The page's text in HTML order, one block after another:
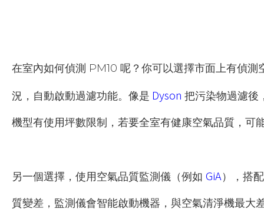
在室內如何偵測 PM10 呢？你可以選擇市面上有偵
況，自動啟動過濾功能。像是 Dyson 把污染物過濾後
機型有使用坪數限制，若要全室有健康空氣品質，可
另一個選擇，使用空氣品質監測儀（例如 GiA），搭
質變差，監測儀會智能啟動機器，與空氣清淨機最